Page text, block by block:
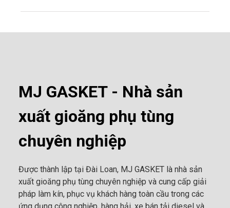
MJ GASKET - Nhà sản
xuất gioăng phụ tùng
chuyên nghiệp
Được thành lập tại Đài Loan, MJ GASKET là nhà sản
xuất gioăng phụ tùng chuyên nghiệp và cung cấp giải
pháp làm kín, phục vụ khách hàng toàn cầu trong các